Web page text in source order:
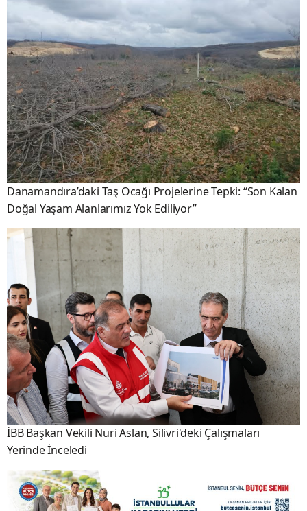
Danamandıra’daki Taş Ocağı Projelerine Tepki: “Son Kalan
Doğal Yaşam Alanlarımız Yok Ediliyor”
İBB Başkan Vekili Nuri Aslan, Silivri'deki Çalışmaları
Yerinde İnceledi